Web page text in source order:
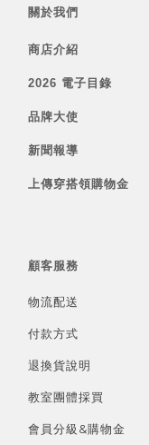
關於我們
商店介紹
2026 電子目錄
品牌大使
新聞報導
上傳穿搭領購物金
顧客服務
物流配送
付款方式
退換貨說明
教室團體採買
會員分級&購物金